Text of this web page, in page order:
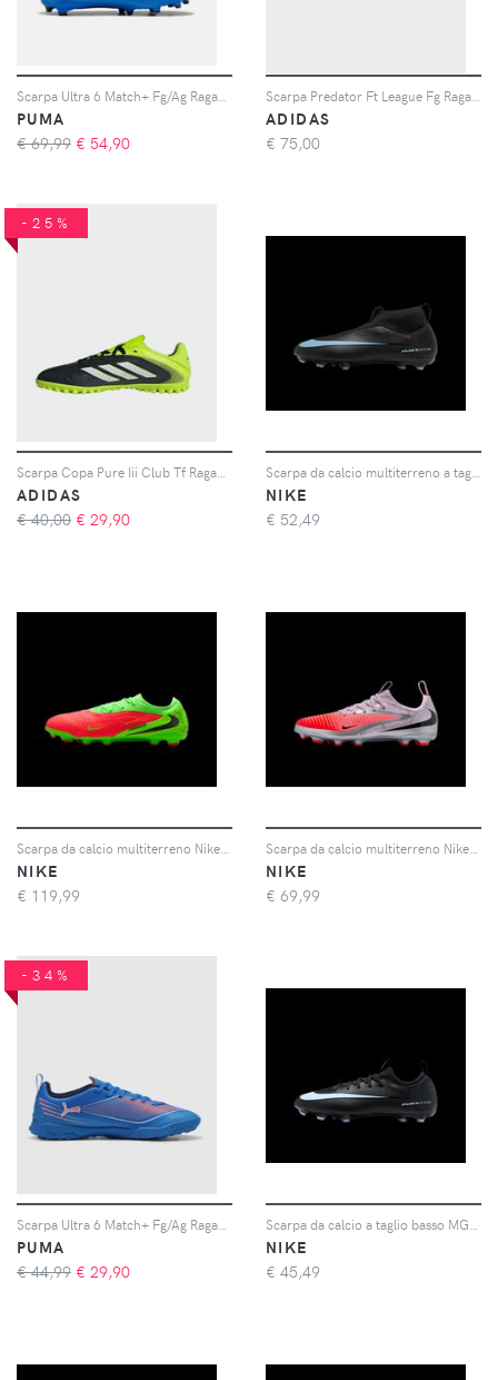
PUMA
€ 69,99 € 54,90
ADIDAS
€ 75,00
-25%
ADIDAS
€ 40,00 € 29,90
NIKE
€ 52,49
NIKE
€ 119,99
NIKE
€ 69,99
-34%
PUMA
€ 44,99 € 29,90
NIKE
€ 45,49